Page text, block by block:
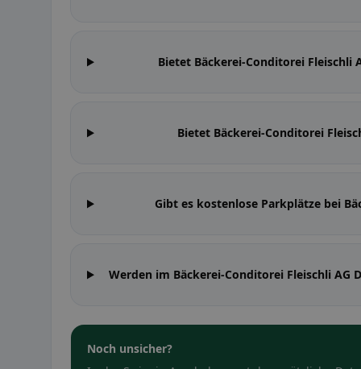
Bietet Bäckerei-Conditorei Fleischli
Bietet Bäckerei-Conditorei
Gibt es kostenlose Parkplätze bei
Werden im Bäckerei-Conditorei Fleischli
Noch unsicher?